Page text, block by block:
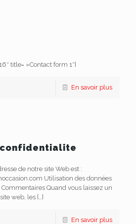
title= »Contact form 1″]
En savoir plus
de notre site Web est :
Utilisation des données
Quand vous laissez un
web, les […]
En savoir plus